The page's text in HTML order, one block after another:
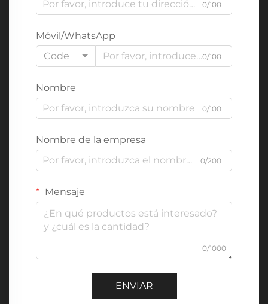
0/100
Móvil/WhatsApp
Code
0/100
Nombre
0/100
Nombre de la empresa
0/200
Mensaje
0/1000
ENVIAR